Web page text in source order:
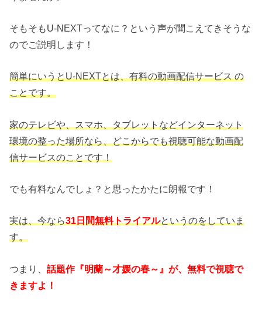
そもそもU-NEXTってなに？という声が聞こえてきそうな
のでご説明します！
簡単にいうとU-NEXTとは、有料の動画配信サービス の
ことです。
家のテレビや、スマホ、タブレットなどインターネット
環境の整った場所なら、どこからでも視聴可能な動画配
信サービスのことです！
でも有料なんでしょ？と思ったかたに朗報です！
実は、今なら31日間無料トライアルというのをしていま
す。
つまり、話題作『明蘭～才媛の春～』が、無料で視聴で
きますよ！